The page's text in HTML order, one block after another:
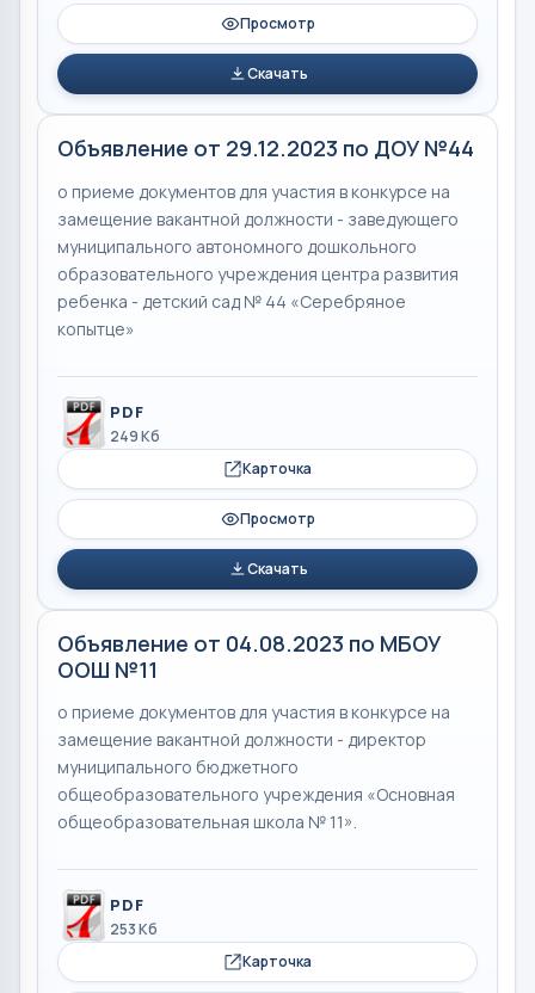
Просмотр
Скачать
Объявление от 29.12.2023 по ДОУ №44
о приеме документов для участия в конкурсе на
замещение вакантной должности - заведующего
муниципального автономного дошкольного
образовательного учреждения центра развития
ребенка - детский сад № 44 «Серебряное
копытце»
PDF
249 Кб
Карточка
Просмотр
Скачать
Объявление от 04.08.2023 по МБОУ
ООШ №11
о приеме документов для участия в конкурсе на
замещение вакантной должности - директор
муниципального бюджетного
общеобразовательного учреждения «Основная
общеобразовательная школа № 11».
PDF
253 Кб
Карточка